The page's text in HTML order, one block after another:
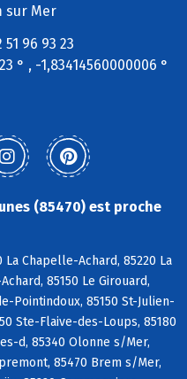
sur Mer
96 93 23
° , -1,83414560000006 °
(85470) est proche
Chapelle-Achard, 85220 La
85150 Le Girouard,
Pointindoux, 85150 St-Julien-
Ste-Flaive-des-Loups, 85180
d, 85340 Olonne s/Mer,
85470 Brem s/Mer,